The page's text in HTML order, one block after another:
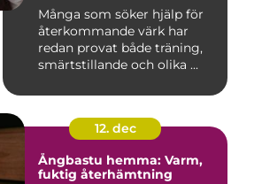
Många som söker hjälp för
återkommande värk har
redan provat både träning,
smärtstillande och olika ...
12. dec
Ångbastu hemma: Varm,
fuktig återhämtning